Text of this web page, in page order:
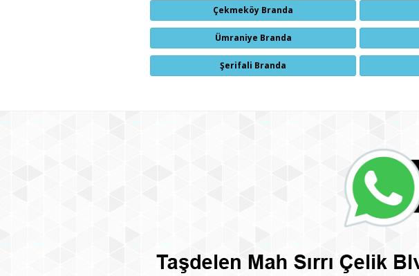
Çekmeköy Branda
Ümraniye Branda
Şerifali Branda